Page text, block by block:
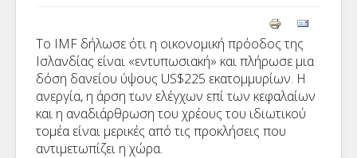
Το IMF δήλωσε ότι η οικονομική πρόοδος της
Ισλανδίας είναι «εντυπωσιακή» και πλήρωσε μια
δόση δανείου ύψους US$225 εκατομμυρίων. Η
ανεργία, η άρση των ελέγχων επί των κεφαλαίων
και η αναδιάρθρωση του χρέους του ιδιωτικού
τομέα είναι μερικές από τις προκλήσεις που
αντιμετωπίζει η χώρα.